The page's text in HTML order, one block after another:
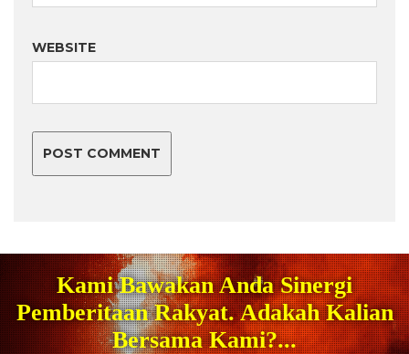
WEBSITE
Kami Bawakan Anda Sinergi
Pemberitaan Rakyat. Adakah Kalian
Bersama Kami?...